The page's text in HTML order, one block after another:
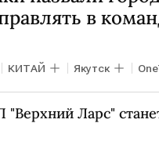
в
КИТАЙ Якутск
Ларс"